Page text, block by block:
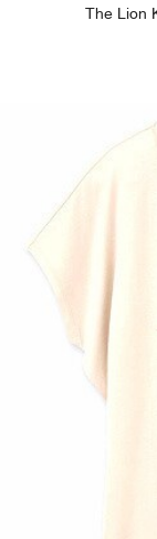
The Lion